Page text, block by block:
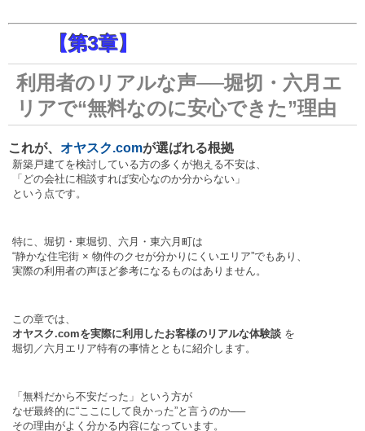
【第3章】
利用者のリアルな声──堀切・六月エ
リアで“無料なのに安心できた”理由
これが、 オヤスク.comが選ばれる根拠
新築戸建てを検討している方の多くが抱える不安は、
「どの会社に相談すれば安心なのか分からない」
という点です。
特に、堀切・東堀切、六月・東六月町は
“静かな住宅街 × 物件のクセが分かりにくいエリア”でもあり、
実際の利用者の声ほど参考になるものはありません。
この章では、
オヤスク.comを実際に利用したお客様のリアルな体験談 を
堀切／六月エリア特有の事情とともに紹介します。
「無料だから不安だった」という方が
なぜ最終的に“ここにして良かった”と言うのか──
その理由がよく分かる内容になっています。